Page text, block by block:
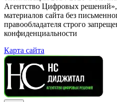
Агентство Цифровых
материалов сайта без
правообладателя строго
конфиденциальности
Карта сайта